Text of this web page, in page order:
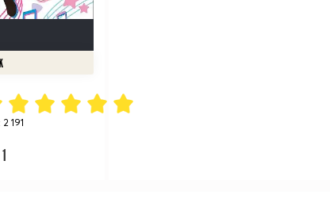
191
1